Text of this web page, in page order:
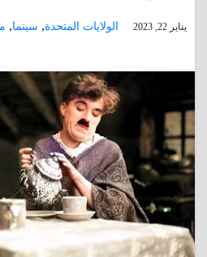
يناير 22, 2023 الولايات المتحدة, سينما,